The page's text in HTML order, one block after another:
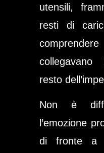
utensili,
resti di
resto
Non è
l’emozione
di fronte a